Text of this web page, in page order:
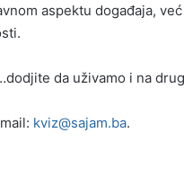
aspektu događaja,
da uživamo i na
kviz@sajam.ba.